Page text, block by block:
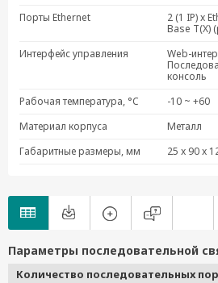
Порты Ethernet
2 (1 IP) x
Base T(X)
Интерфейс управления
Web-
консоль
Рабочая температура, °C
-10 ~ +60
Материал корпуса
Металл
Габаритные размеры, мм
25 x 90 x
Параметры последовательной
Количество последовательных